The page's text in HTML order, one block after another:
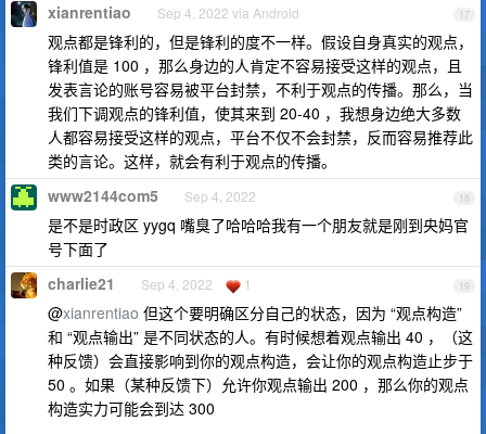
17
xianrentiao Sep 4, 2022 via Android
观点都是锋利的，但是锋利的度不一样。假设自身真实的观点，
锋利值是 100 ，那么身边的人肯定不容易接受这样的观点，且
发表言论的账号容易被平台封禁，不利于观点的传播。那么，当
我们下调观点的锋利值，使其来到 20-40 ，我想身边绝大多数
人都容易接受这样的观点，平台不仅不会封禁，反而容易推荐此
类的言论。这样，就会有利于观点的传播。
18
www2144com5 Sep 4, 2022
是不是时政区 yygq 嘴臭了哈哈哈我有一个朋友就是刚到央妈官
号下面了
19
charlie21 Sep 4, 2022 1
@xianrentiao 但这个要明确区分自己的状态，因为 “观点构造”
和 “观点输出” 是不同状态的人。有时候想着观点输出 40 ，（这
种反馈）会直接影响到你的观点构造，会让你的观点构造止步于
50 。如果（某种反馈下）允许你观点输出 200 ，那么你的观点
构造实力可能会到达 300